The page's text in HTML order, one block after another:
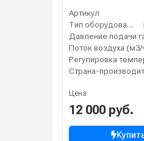
Артикул
Тип оборудования
Поток воздуха (м3/
Цена
12 000 руб.